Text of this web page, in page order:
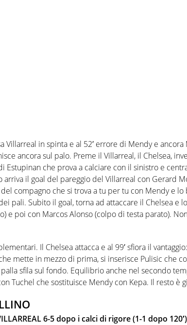
Villarreal in spinta e al 52′ errore di Mendy e
ancora sul palo. Preme il Villarreal, il Chelsea,
Estupinan che prova a calciare con il sinistro e
arriva il goal del pareggio del Villarreal con Gerard
compagno che si trova a tu per tu con Mendy e lo
pali. Subito il goal, torna ad attaccare il Chelsea e
e poi con Marcos Alonso (colpo di testa parato).
Il Chelsea attacca e al 99′ sfiora il
mette in mezzo di prima, si inserisce Pulisic che
sfila sul fondo. Equilibrio anche nel secondo
Tuchel che sostituisce Mendy con Kepa. Il resto è
6-5 dopo i calci di rigore (1-1 dopo 120′)